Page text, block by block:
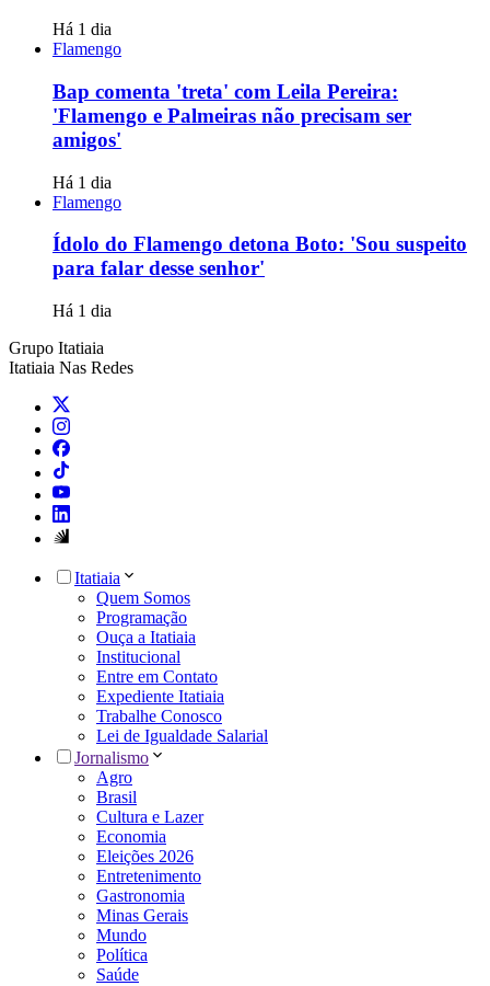
Há 1 dia
Flamengo
Bap comenta 'treta' com Leila Pereira:
'Flamengo e Palmeiras não precisam ser
amigos'
Há 1 dia
Flamengo
Ídolo do Flamengo detona Boto: 'Sou suspeito
para falar desse senhor'
Há 1 dia
Grupo Itatiaia
Itatiaia Nas Redes
Itatiaia
Quem Somos
Programação
Ouça a Itatiaia
Institucional
Entre em Contato
Expediente Itatiaia
Trabalhe Conosco
Lei de Igualdade Salarial
Jornalismo
Agro
Brasil
Cultura e Lazer
Economia
Eleições 2026
Entretenimento
Gastronomia
Minas Gerais
Mundo
Política
Saúde